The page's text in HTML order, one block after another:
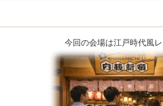
今回の会場は江戸時代風